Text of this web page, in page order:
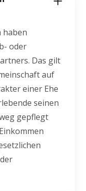
haben
oder
Das gilt
auf
einer Ehe
seinen
gepflegt